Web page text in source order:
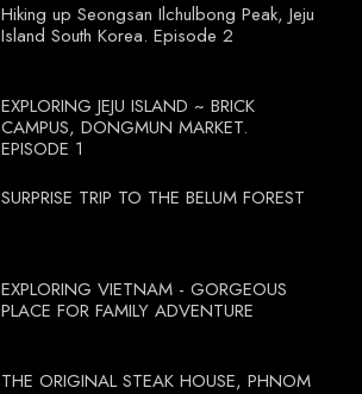
Hiking up Seongsan Ilchulbong Peak, Jeju
Island South Korea. Episode 2
EXPLORING JEJU ISLAND ~ BRICK
CAMPUS, DONGMUN MARKET.
EPISODE 1
SURPRISE TRIP TO THE BELUM FOREST
EXPLORING VIETNAM - GORGEOUS
PLACE FOR FAMILY ADVENTURE
THE ORIGINAL STEAK HOUSE, PHNOM